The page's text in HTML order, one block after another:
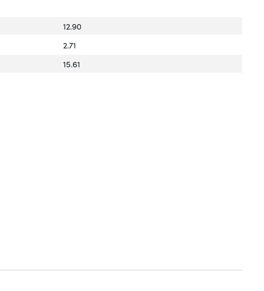
12.90
2.71
15.61